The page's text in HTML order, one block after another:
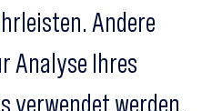
Andere
Analyse Ihres
verwendet werden.